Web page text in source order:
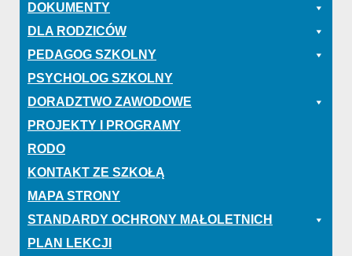
DOKUMENTY
DLA RODZICÓW
PEDAGOG SZKOLNY
PSYCHOLOG SZKOLNY
DORADZTWO ZAWODOWE
PROJEKTY I PROGRAMY
RODO
KONTAKT ZE SZKOŁĄ
MAPA STRONY
STANDARDY OCHRONY MAŁOLETNICH
PLAN LEKCJI